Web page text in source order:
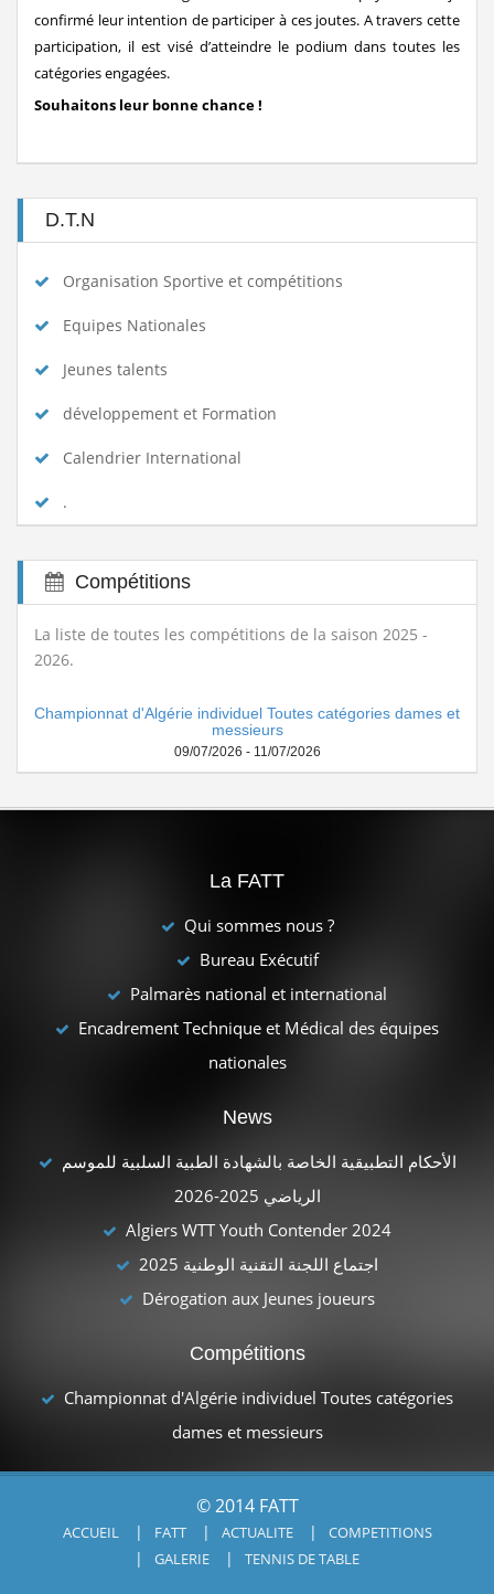
confirmé leur intention de participer à ces joutes. A travers cette
participation, il est visé d’atteindre le podium dans toutes les
catégories engagées.
Souhaitons leur bonne chance !
D.T.N
Organisation Sportive et compétitions
Equipes Nationales
Jeunes talents
développement et Formation
Calendrier International
.
Compétitions
La liste de toutes les compétitions de la saison 2025 -
2026.
Championnat d'Algérie individuel Toutes catégories dames et
messieurs
09/07/2026 - 11/07/2026
La FATT
Qui sommes nous ?
Bureau Exécutif
Palmarès national et international
Encadrement Technique et Médical des équipes
nationales
News
الأحكام التطبيقية الخاصة بالشهادة الطبية السلبية للموسم
الرياضي 2025-2026
Algiers WTT Youth Contender 2024
اجتماع اللجنة التقنية الوطنية 2025
Dérogation aux Jeunes joueurs
Compétitions
Championnat d'Algérie individuel Toutes catégories
dames et messieurs
© 2014 FATT
ACCUEIL FATT ACTUALITE
COMPETITIONS
GALERIE
TENNIS DE TABLE